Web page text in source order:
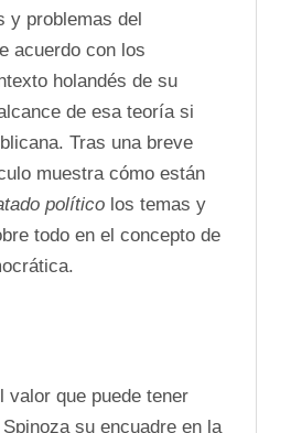
y problemas del
acuerdo con los
holandés de su
de esa teoría si
Tras una breve
muestra cómo están
político los temas y
todo en el concepto de
que puede tener
su encuadre en la